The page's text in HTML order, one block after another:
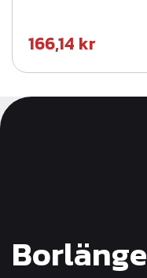
166,14 kr
Borlänge